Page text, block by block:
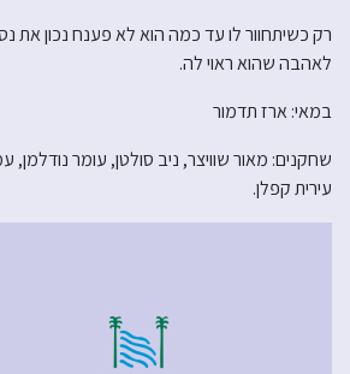
רק כשיתחוור לו עד כמה הוא לא פענח נכון את
לאהבה שהוא ראוי לה.
במאי: ארז תדמור
שחקנים: מאור שוויצר, ניב סולטן, עומר נודלמן,
עירית קפלן.